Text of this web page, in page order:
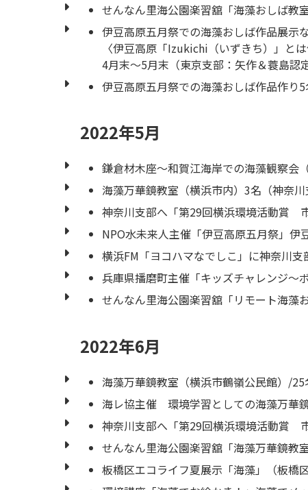
せんなん里海公園楽習舘「海藻おしば教
伊豆高原五月祭での海藻おしば作品展示
〈伊豆高原「Izukichi（いずきち）」と
4月末～5月末（東京支部：矢作＆蓑島認
伊豆高原五月祭での海藻おしば作品作り
2022年5月
鎌倉材木座～和賀江海岸での海藻観察会
海藻万華鏡教室（横浜市内）3名（神奈川
神奈川支部へ「第29回横浜環境活動賞
NPO水未来人主催「伊豆高原五月祭」伊
横浜FM「ヨコハマなでしこ」に神奈川
兵庫県播磨町主催「キッズチャレンジ～
せんなん里海公園楽習舘「リモート海藻
2022年6月
海藻万華鏡教室（横浜市鶴嶺公民館）/
海レ協主催 環境学習としての海藻万華
神奈川支部へ「第29回横浜環境活動賞
せんなん里海公園楽習舘「海藻万華鏡教
板橋区エコライフ夏展示「海藻」（板橋